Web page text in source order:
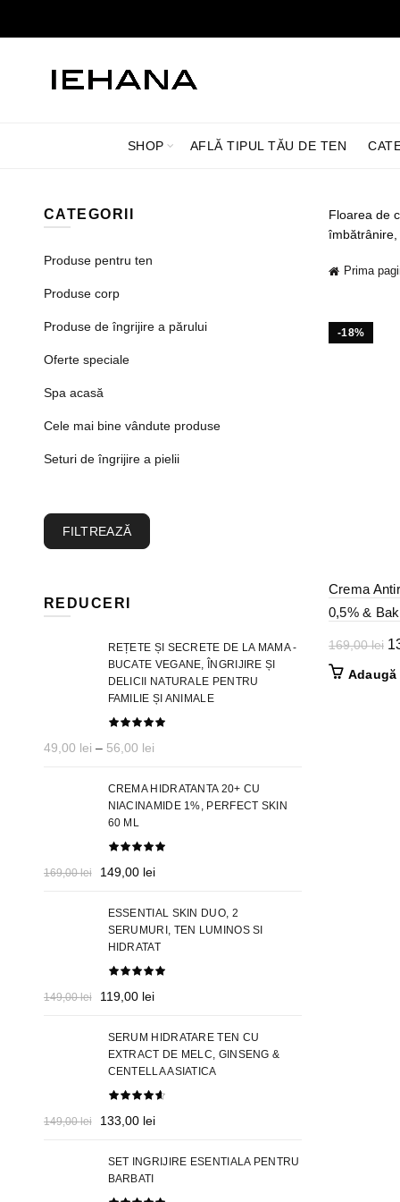
SHOP AFLĂ TIPUL TĂU DE TEN
Floarea de
îmbătrânire,
Prima
-18%
Crema
0,5% &
169,00lei
CATEGORII
Produse pentru ten
Produse corp
Produse de îngrijire a părului
Oferte speciale
Spa acasă
Cele mai bine vândute produse
Seturi de îngrijire a pielii
Preț
PrețFILTREAZĂ
REDUCERI
REȚETE ȘI SECRETE DE LA MAMA -
BUCATE VEGANE, ÎNGRIJIRE ȘI
DELICII NATURALE PENTRU
FAMILIE ȘI ANIMALE
49,00 lei – 56,00 leiInterval
prețuri:
49,00 lei
la
56,00 lei
CREMA HIDRATANTA 20+ CU
NIACINAMIDE 1%, PERFECT SKIN
60 ML
169,00lei
Prețul
fost:
169,00 lei.
149,00 lei
este:
149,00 lei.
ESSENTIAL SKIN DUO, 2
SERUMURI, TEN LUMINOS SI
HIDRATAT
149,00lei
Prețul
fost:
149,00 lei.
119,00 lei
este:
119,00 lei.
SERUM HIDRATARE TEN CU
EXTRACT DE MELC, GINSENG &
CENTELLA ASIATICA
149,00lei
Prețul
fost:
149,00 lei.
133,00 lei
este:
SET INGRIJIRE ESENTIALA PENTRU
BARBATI